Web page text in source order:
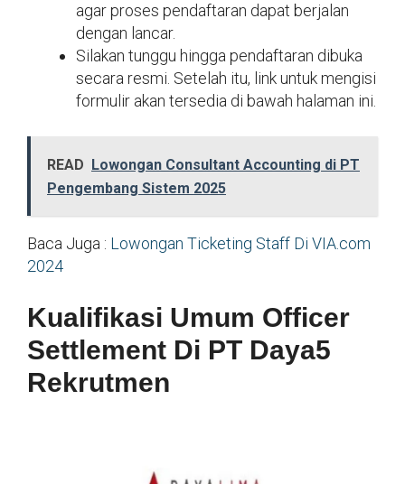
agar proses pendaftaran dapat berjalan
dengan lancar.
Silakan tunggu hingga pendaftaran dibuka
secara resmi. Setelah itu, link untuk mengisi
formulir akan tersedia di bawah halaman ini.
READ
Lowongan Consultant Accounting di PT
Pengembang Sistem 2025
Baca Juga : Lowongan Ticketing Staff Di VIA.com
2024
Kualifikasi Umum Officer
Settlement Di PT Daya5
Rekrutmen